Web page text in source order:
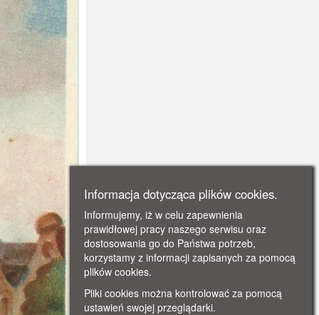
Informacja dotycząca plików cookies.
Informujemy, iż w celu zapewnienia
prawidłowej pracy naszego serwisu oraz
dostosowania go do Państwa potrzeb,
korzystamy z informacji zapisanych za pomocą
plików cookies.
Pliki cookies można kontrolować za pomocą
ustawień swojej przeglądarki.